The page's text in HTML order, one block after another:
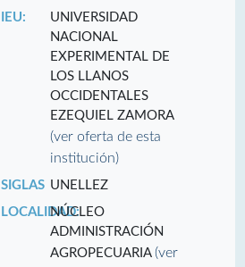
IEU:
UNIVERSIDAD
NACIONAL
EXPERIMENTAL DE
LOS LLANOS
OCCIDENTALES
EZEQUIEL ZAMORA
(ver oferta de esta
institución)
SIGLAS UNELLEZ
LOCALIDAD:NÚCLEO
ADMINISTRACIÓN
AGROPECUARIA(ver